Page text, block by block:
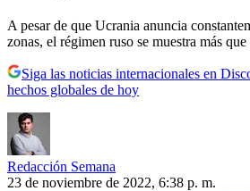
A pesar de que Ucrania anuncia
zonas, el régimen ruso se muestra más
Siga las noticias internacionales en
hechos globales de hoy
Redacción Semana
23 de noviembre de 2022, 6:38 p. m.